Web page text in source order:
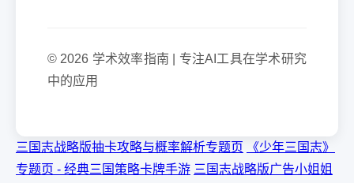
© 2026 学术效率指南 | 专注AI工具在学术研究
中的应用
三国志战略版抽卡攻略与概率解析专题页
《少年三国志》
专题页 - 经典三国策略卡牌手游 三国志战略版广告小姐姐